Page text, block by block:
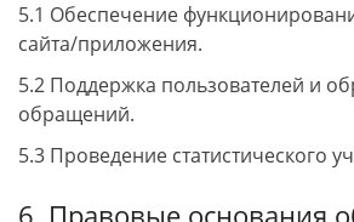
5.1 Обеспечение
сайта/приложения.
5.2 Поддержка пользователей и
обращений.
5.3 Проведение статистического